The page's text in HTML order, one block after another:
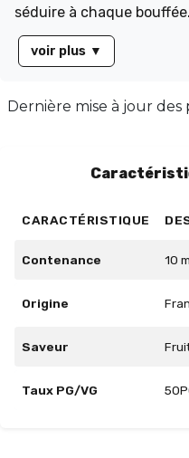
séduire à chaque
saveurs riches et
en flacon de 10 ml, avec
harmonieuse. Laissez-
voir plus ▼
Dernière mise à jour des
CARACTÉRISTIQUE
Contenance 10
Origine
Saveur
Taux PG/VG